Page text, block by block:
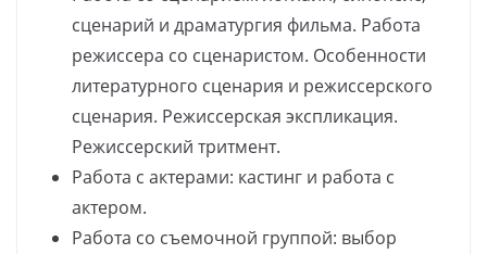
сценарий и драматургия фильма. Работа
режиссера со сценаристом. Особенности
литературного сценария и режиссерского
сценария. Режиссерская экспликация.
Режиссерский тритмент.
Работа с актерами: кастинг и работа с
актером.
Работа со съемочной группой: выбор